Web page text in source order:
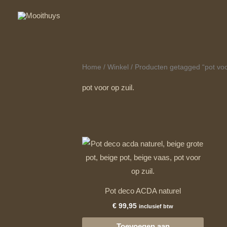
Home / Winkel / Producten getagged “pot
pot voor op zuil.
Pot deco ACDA naturel
€ 99,95 inclusief btw